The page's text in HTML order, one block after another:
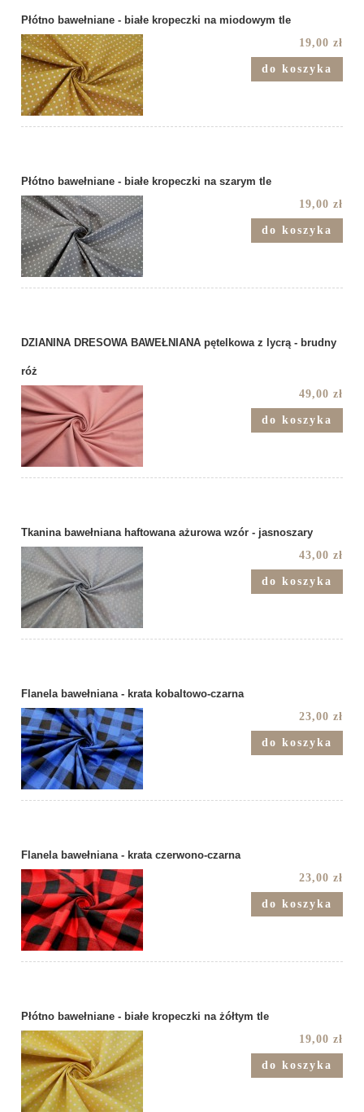
Płótno bawełniane - białe kropeczki na miodowym tle
19,00 zł
do koszyka
Płótno bawełniane - białe kropeczki na szarym tle
19,00 zł
do koszyka
DZIANINA DRESOWA BAWEŁNIANA pętelkowa z lycrą - brudny
róż
49,00 zł
do koszyka
Tkanina bawełniana haftowana ażurowa wzór - jasnoszary
43,00 zł
do koszyka
Flanela bawełniana - krata kobaltowo-czarna
23,00 zł
do koszyka
Flanela bawełniana - krata czerwono-czarna
23,00 zł
do koszyka
Płótno bawełniane - białe kropeczki na żółtym tle
19,00 zł
do koszyka